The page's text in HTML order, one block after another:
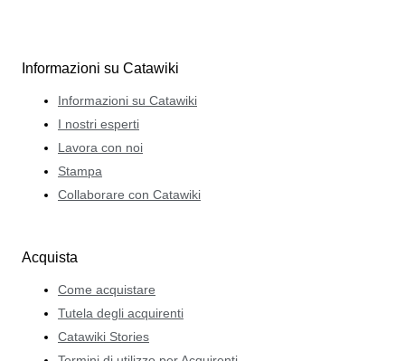
Informazioni su Catawiki
Informazioni su Catawiki
I nostri esperti
Lavora con noi
Stampa
Collaborare con Catawiki
Acquista
Come acquistare
Tutela degli acquirenti
Catawiki Stories